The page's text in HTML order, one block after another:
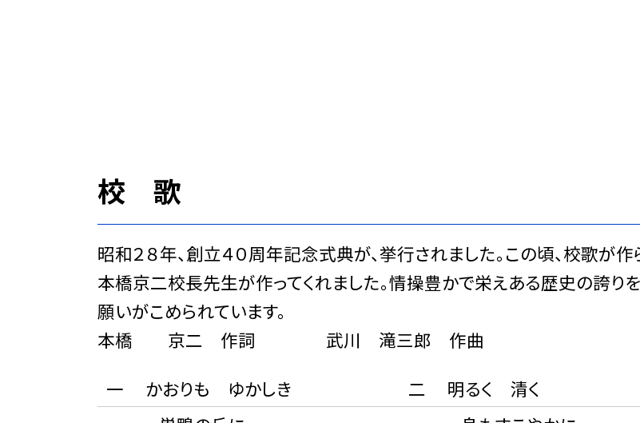
校 歌
昭和２８年、創立４０周年記念式典が、挙行されました。この頃、校歌が
本橋京二校長先生が作ってくれました。情操豊かで栄えある歴史の誇り
願いがこめられています。
本橋 京二 作詞 武川 滝三郎 作曲
一 かおりも ゆかしき
二 明るく 清く